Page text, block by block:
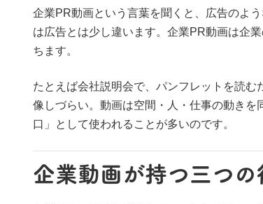
企業PR動画という言葉を聞くと、広告のよ
は広告とは少し違います。企業PR動画は企
ちます。
たとえば会社説明会で、パンフレットを読
像しづらい。動画は空間・人・仕事の動き
口」として使われることが多いのです。
企業動画が持つ三つの